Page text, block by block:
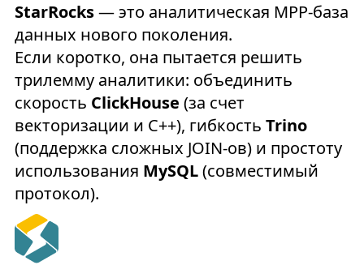
StarRocks— это аналитическая MPP-база
данных нового поколения.
Если коротко, она пытается решить
трилемму аналитики: объединить
скорость ClickHouse (за счет
векторизации и C++), гибкость Trino
(поддержка сложных JOIN-ов) и простоту
использования MySQL(совместимый
протокол).